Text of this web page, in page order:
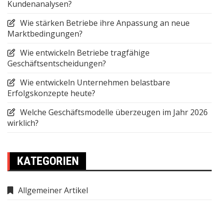
Kundenanalysen?
Wie stärken Betriebe ihre Anpassung an neue
Marktbedingungen?
Wie entwickeln Betriebe tragfähige
Geschäftsentscheidungen?
Wie entwickeln Unternehmen belastbare
Erfolgskonzepte heute?
Welche Geschäftsmodelle überzeugen im Jahr 2026
wirklich?
KATEGORIEN
Allgemeiner Artikel